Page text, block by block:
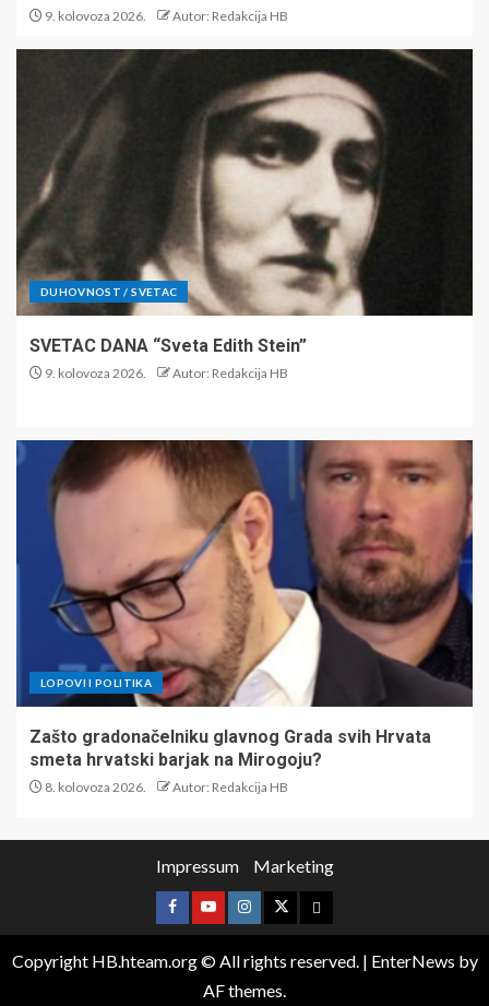
9. kolovoza 2026. Autor: Redakcija HB
DUHOVNOST / SVETAC
SVETAC DANA “Sveta Edith Stein”
9. kolovoza 2026. Autor: Redakcija HB
LOPOVI I POLITIKA
Zašto gradonačelniku glavnog Grada svih Hrvata
smeta hrvatski barjak na Mirogoju?
8. kolovoza 2026. Autor: Redakcija HB
Impressum Marketing
Copyright HB.hteam.org © All rights reserved. | EnterNews by
AF themes.